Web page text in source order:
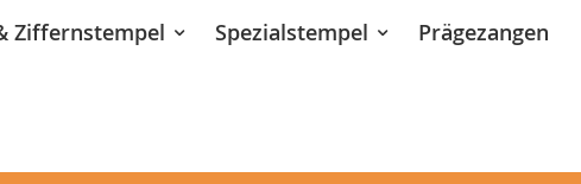
Ziffernstempel Spezialstempel Prägezangen